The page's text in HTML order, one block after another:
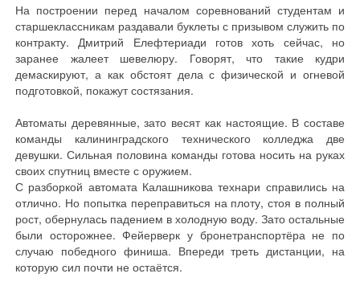
На построении перед началом соревнований студентам и
старшеклассникам раздавали буклеты с призывом служить по
контракту. Дмитрий Елефтериади готов хоть сейчас, но
заранее жалеет шевелюру. Говорят, что такие кудри
демаскируют, а как обстоят дела с физической и огневой
подготовкой, покажут состязания.
Автоматы деревянные, зато весят как настоящие. В составе
команды калининградского технического колледжа две
девушки. Сильная половина команды готова носить на руках
своих спутниц вместе с оружием.
С разборкой автомата Калашникова технари справились на
отлично. Но попытка переправиться на плоту, стоя в полный
рост, обернулась падением в холодную воду. Зато остальные
были осторожнее. Фейерверк у бронетранспортёра не по
случаю победного финиша. Впереди треть дистанции, на
которую сил почти не остаётся.